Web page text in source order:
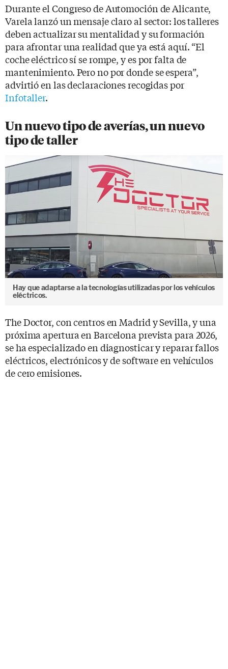
Durante el Congreso de Automoción de Alicante,
Varela lanzó un mensaje claro al sector: los talleres
deben actualizar su mentalidad y su formación
para afrontar una realidad que ya está aquí. “El
coche eléctrico sí se rompe, y es por falta de
mantenimiento. Pero no por donde se espera”,
advirtió en las declaraciones recogidas por
Infotaller.
Un nuevo tipo de averías, un nuevo
tipo de taller
Hay que adaptarse a la tecnologías utilizadas por los vehículos
eléctricos.
The Doctor, con centros en Madrid y Sevilla, y una
próxima apertura en Barcelona prevista para 2026,
se ha especializado en diagnosticar y reparar fallos
eléctricos, electrónicos y de software en vehículos
de cero emisiones.